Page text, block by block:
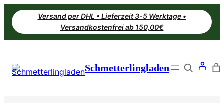
Zum
Inhalt
springen
Versand per DHL • Lieferzeit 3-5 Werktage •
Versandkostenfrei ab 150,00€
Schmetterlingladen Search